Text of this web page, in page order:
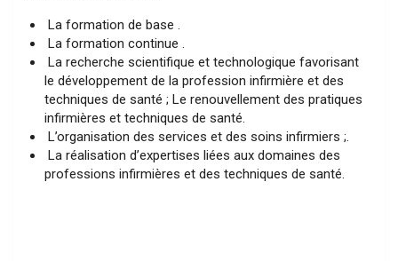
La formation de base .
La formation continue .
La recherche scientifique et technologique favorisant
le développement de la profession infirmière et des
techniques de santé ; Le renouvellement des pratiques
infirmières et techniques de santé.
L’organisation des services et des soins infirmiers ;.
La réalisation d’expertises liées aux domaines des
professions infirmières et des techniques de santé.